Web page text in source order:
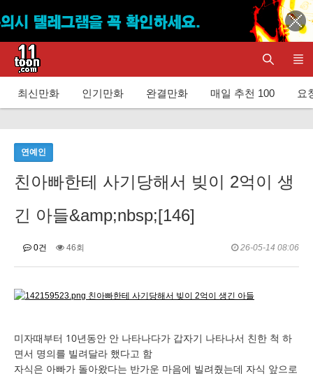
최신만화 인기만화 완결만화 매일 추천 100 요
연예인
친아빠한테 사기당해서 빚이 2억이 생
긴 아들&amp;nbsp;[146]
0건 46회 26-05-14 08:06
미자때부터 10년동안 안 나타나다가 갑자기 나타나서 친한 척 하
면서 명의를 빌려달라 했다고 함
자식은 아빠가 돌아왔다는 반가운 마음에 빌려줬는데 자식 앞으로